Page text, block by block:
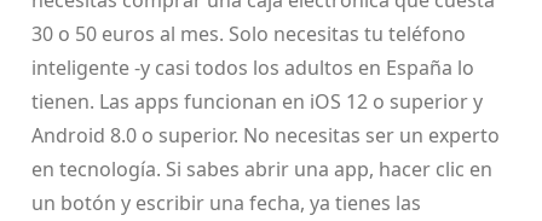
30 o 50 euros al mes. Solo necesitas tu teléfono
inteligente -y casi todos los adultos en España lo
tienen. Las apps funcionan en iOS 12 o superior y
Android 8.0 o superior. No necesitas ser un experto
en tecnología. Si sabes abrir una app, hacer clic en
un botón y escribir una fecha, ya tienes las